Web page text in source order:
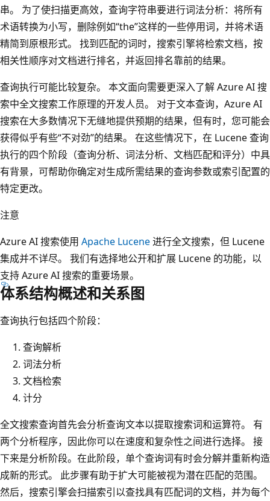
串。 为了使扫描更高效，查询字符串要进行词法分析：将所有
术语转换为小写，删除例如“the”这样的一些停用词，并将术语
精简到原根形式。 找到匹配的词时，搜索引擎将检索文档，按
相关性顺序对文档进行排名，并返回排名靠前的结果。
查询执行可能比较复杂。 本文面向需要更深入了解 Azure AI 搜
索中全文搜索工作原理的开发人员。 对于文本查询，Azure AI
搜索在大多数情况下无缝地提供预期的结果，但有时，您可能会
获得似乎有些“不对劲”的结果。 在这些情况下，在 Lucene 查询
执行的四个阶段（查询分析、词法分析、文档匹配和评分）中具
有背景，可帮助你确定对生成所需结果的查询参数或索引配置的
特定更改。
注意
Azure AI 搜索使用 Apache Lucene进行全文搜索，但 Lucene
集成并不详尽。 我们有选择地公开和扩展 Lucene 的功能，以
支持 Azure AI 搜索的重要场景。
体系结构概述和关系图
查询执行包括四个阶段：
查询解析
词法分析
文档检索
计分
全文搜索查询首先会分析查询文本以提取搜索词和运算符。 有
两个分析程序，因此你可以在速度和复杂性之间进行选择。 接
下来是分析阶段。在此阶段，单个查询词有时会分解并重新构造
成新的形式。 此步骤有助于扩大可能被视为潜在匹配的范围。
然后，搜索引擎会扫描索引以查找具有匹配词的文档，并为每个